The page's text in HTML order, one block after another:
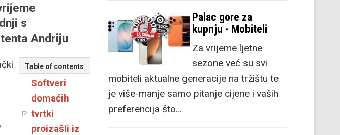
s
Andriju
Table of contents
Softveri
domaćih
tvrtki
proizašli iz
Palac gore za
kupnju - Mobiteli
Za vrijeme ljetne
sezone već su svi
mobiteli aktualne generacije na tržištu te
je više-manje samo pitanje cijene i vaših
preferencija što…